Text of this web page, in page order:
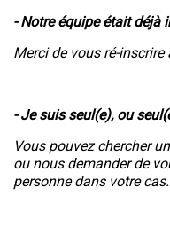
- Notre équipe était déjà
Merci de vous ré-
- Je suis seul(e), ou
Vous pouvez chercher
ou nous demander de
personne dans votre